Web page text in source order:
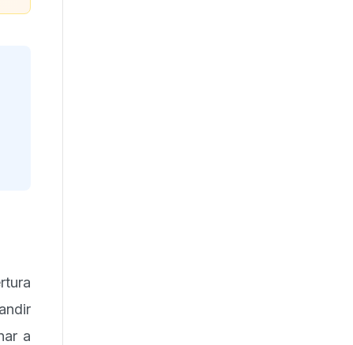
a